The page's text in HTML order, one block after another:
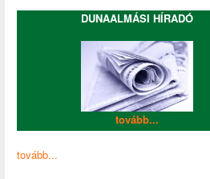
DUNAALMÁSI HÍRADÓ
tovább...
tovább...